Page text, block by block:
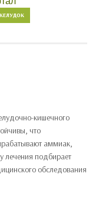
кишечного
что
аммиак,
лечения подбирает
обследования